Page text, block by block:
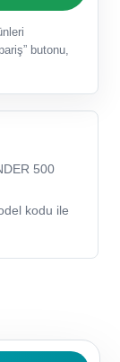
butonu,
500
kodu ile